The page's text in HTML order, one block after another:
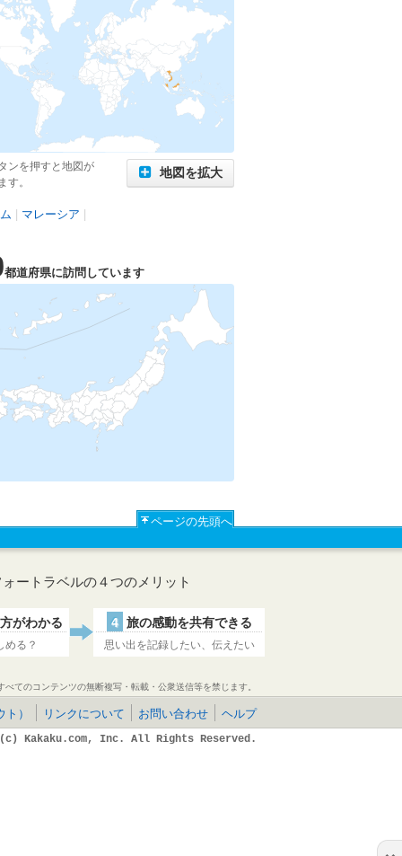
ンを押すと地図が
す。
地図を拡大
| マレーシア |
都道府県に訪問しています
ページの先頭へ
ォートラベルの４つのメリット
がわかる
める？
4 旅の感動を共有できる
思い出を記録したい、伝えたい
てのコンテンツの無断複写・転載・公衆送信等を禁じます。
） リンクについて お問い合わせ ヘルプ
(c) Kakaku.com, Inc. All Rights Reserved.